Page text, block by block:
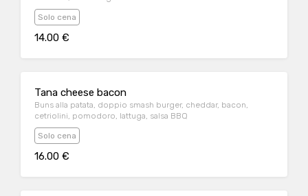
Solo cena
14.00 €
Tana cheese bacon
Buns alla patata, doppio smash burger, cheddar, bacon,
cetriolini, pomodoro, lattuga, salsa BBQ
Solo cena
16.00 €